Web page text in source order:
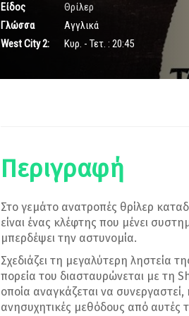
Είδος
Θρίλερ
Γλώσσα
Αγγλικά
West City 2:
Κυρ. - Τετ. : 20:45
Περιγραφή
Στο γεμάτο ανατροπές θρίλερ
είναι ένας κλέφτης που μένει
μπερδέψει την αστυνομία.
Σχεδιάζει τη μεγαλύτερη ληστεία
πορεία του διασταυρώνεται με τη
οποία αναγκάζεται να
ανησυχητικές μεθόδους από αυτές